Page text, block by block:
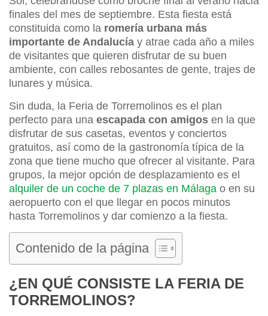
finales del mes de septiembre. Esta fiesta está
constituida como la romería urbana más
importante de Andalucía y atrae cada año a miles
de visitantes que quieren disfrutar de su buen
ambiente, con calles rebosantes de gente, trajes de
lunares y música.
Sin duda, la Feria de Torremolinos es el plan
perfecto para una escapada con amigos en la que
disfrutar de sus casetas, eventos y conciertos
gratuitos, así como de la gastronomía típica de la
zona que tiene mucho que ofrecer al visitante. Para
grupos, la mejor opción de desplazamiento es el
alquiler de un coche de 7 plazas en Málaga o en su
aeropuerto con el que llegar en pocos minutos
hasta Torremolinos y dar comienzo a la fiesta.
Contenido de la página
¿EN QUÉ CONSISTE LA FERIA DE
TORREMOLINOS?